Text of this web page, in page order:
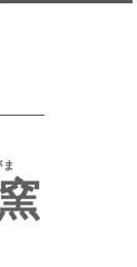
山窯の